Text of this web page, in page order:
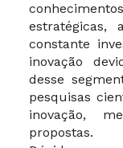
estratégicas,
constante
inovação
desse
pesquisas
inovação,
propostas.